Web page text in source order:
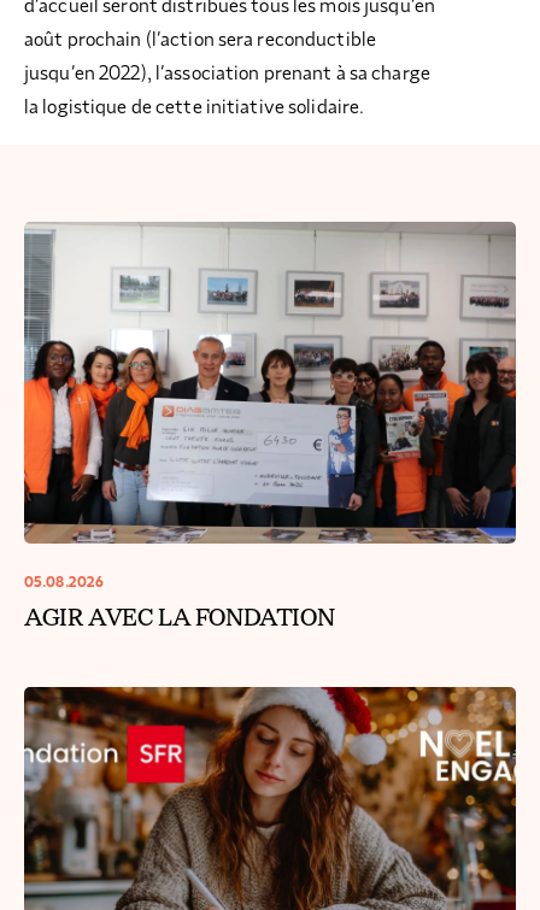
d’accueil seront distribués tous les mois jusqu’en
août prochain (l’action sera reconductible
jusqu’en 2022), l’association prenant à sa charge
la logistique de cette initiative solidaire.
05.08.2026
AGIR AVEC LA FONDATION